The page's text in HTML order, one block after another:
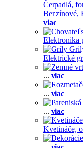
Čerpadlá,
Benzínové,
viac
Elektronika
Elektrické
... viac
... viac
... viac
Kvetináče,